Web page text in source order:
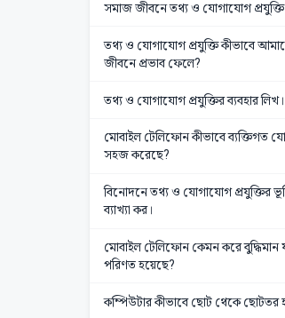
সমাজ জীবনে তথ্য ও যোগাযোগ প্রযুক্তি
তথ্য ও যোগাযোগ প্রযুক্তি কীভাবে
জীবনে প্রভাব ফেলে?
তথ্য ও যোগাযোগ প্রযুক্তির ব্যবহার লিখ।
মোবাইল টেলিফোন কীভাবে ব্যক্তিগত
সহজ করেছে?
বিনোদনে তথ্য ও যোগাযোগ প্রযুক্তির
ব্যাখ্যা কর।
মোবাইল টেলিফোন কেমন করে বুদ্ধিমান
পরিণত হয়েছে?
কম্পিউটার কীভাবে ছোট থেকে ছোটতর